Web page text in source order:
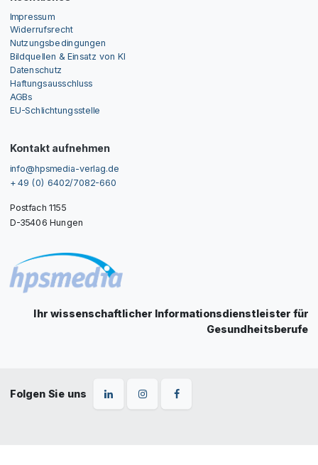
Impressum
Widerrufsrecht
Nutzungsbedingungen
Bildquellen & Einsatz von KI
Datenschutz
Haftungsausschluss
AGBs
EU-Schlichtungsstelle
Kontakt aufnehmen
info@hpsmedia-verlag.de
+ 49 (0) 6402/7082-660
Postfach 1155
D-35406 Hungen
Ihr wissenschaftlicher Informationsdienstleister für
Gesundheitsberufe
Folgen Sie uns